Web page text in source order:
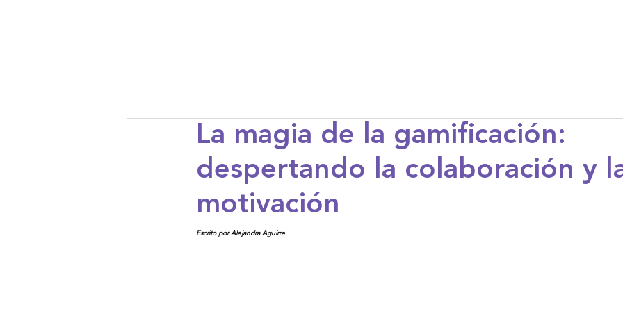
La magia de la gamificación:
despertando la colaboración y
motivación
Escrito por Alejandra Aguirre